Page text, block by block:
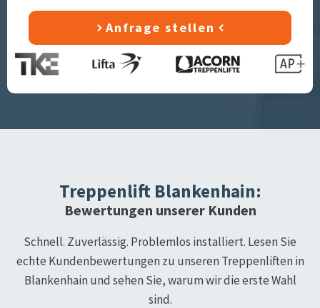
Anfrage stellen
Treppenlift Blankenhain:
Bewertungen unserer Kunden
Schnell. Zuverlässig. Problemlos installiert. Lesen Sie
echte Kundenbewertungen zu unseren Treppenliften in
Blankenhain und sehen Sie, warum wir die erste Wahl
sind.